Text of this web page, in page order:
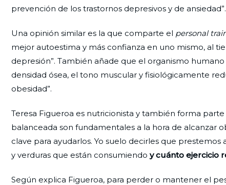
prevención de los trastornos depresivos y de ansiedad”.
Una opinión similar es la que comparte el personal
mejor autoestima y más confianza en uno mismo, al
depresión”. También añade que el organismo
densidad ósea, el tono muscular y fisiológicamente
obesidad”.
Teresa Figueroa es nutricionista y también forma
balanceada son fundamentales a la hora de alcanzar
clave para ayudarlos. Yo suelo decirles que prestemos
y verduras que están consumiendo y cuánto ejercicio
Según explica Figueroa, para perder o mantener el